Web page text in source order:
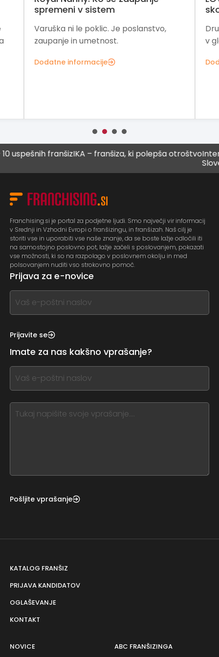
spremeni v sistem
Varuška ni le poklic. Je poslanstvo,
zaupanje in umetnost.
Dodatne informacije
v
franšizIKA – franšiza, ki polepša otroštvo
Sloveniji
Franchising.si je portal za podjetne ljudi. Smo največji vir informacij
v Srednji in Vzhodni Evropi o franšizingu, in franšizah. Naš cilj je
storiti vse in uporabiti vse naše znanje, da se boste lažje odločili iti
na samostojno poslovno pot, lažje začeli s poslovanjem, pokazati
vse možnosti, ki so na razpolago v poslovnem okolju in med
polsovanjem nuditi vso strokovno pomoč.
Prijava za e-novice
If
you
this,
this
form
field
blank
Prijavite se
Imate za nas kakšno vprašanje?
If
you
this,
Pošljite vprašanje
KATALOG FRANŠIZ
PRIJAVA KANDIDATOV
OGLAŠEVANJE
KONTAKT
NOVICE ABC FRANŠIZINGA